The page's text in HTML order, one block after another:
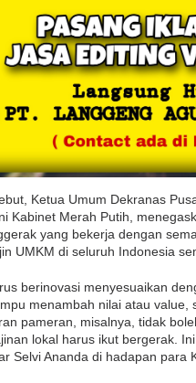
Ketua Umum Dekranas
Kabinet Merah Putih,
yang bekerja dengan
UMKM di seluruh Indonesia
berinovasi menyesuaikan
menambah nilai atau value,
pameran, misalnya, tidak
lokal harus ikut bergerak.
Selvi Ananda di hadapan para